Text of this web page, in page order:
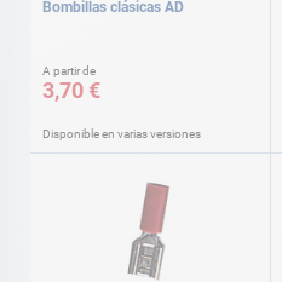
Bombillas clásicas AD
A partir de
3,70 €
Disponible en varias versiones